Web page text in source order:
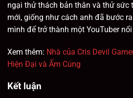
ngại thử thách bản thân và thử sức
mới, giống như cách anh đã bước
mình để trở thành một YouTuber
Xem thêm: Nhà của Cris Devil
Hiện Đại và Ấm Cúng
Kết luận